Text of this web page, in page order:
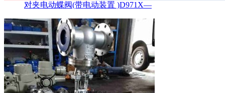
对夹电动蝶阀(带电动装置 )D971X—